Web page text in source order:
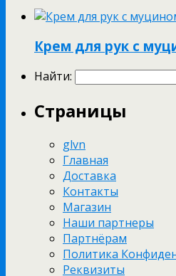
Крем для рук с
Найти:
Страницы
glvn
Главная
Доставка
Контакты
Магазин
Наши партнеры
Партнёрам
Политика
Реквизиты